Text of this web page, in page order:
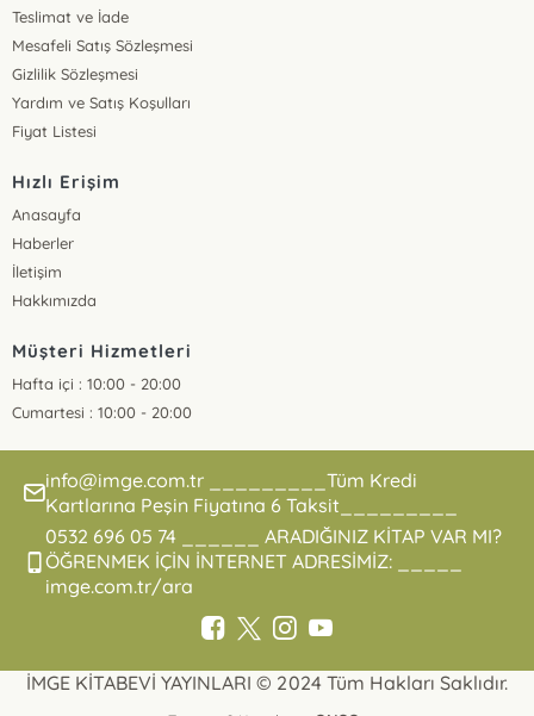
Teslimat ve İade
Mesafeli Satış Sözleşmesi
Gizlilik Sözleşmesi
Yardım ve Satış Koşulları
Fiyat Listesi
Hızlı Erişim
Anasayfa
Haberler
İletişim
Hakkımızda
Müşteri Hizmetleri
Hafta içi : 10:00 - 20:00
Cumartesi : 10:00 - 20:00
info@imge.com.tr _________Tüm Kredi
Kartlarına Peşin Fiyatına 6 Taksit_________
0532 696 05 74 ______ ARADIĞINIZ KİTAP VAR MI?
ÖĞRENMEK İÇİN İNTERNET ADRESİMİZ: _____
imge.com.tr/ara
İMGE KİTABEVİ YAYINLARI © 2024 Tüm Hakları Saklıdır.